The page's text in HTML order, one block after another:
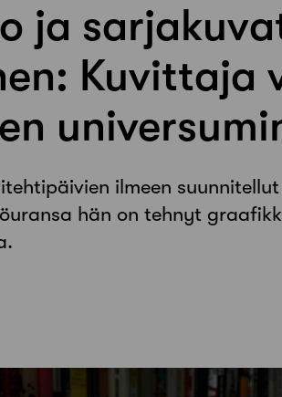
ja
Kuvittaja
ilmeen
hän on tehnyt